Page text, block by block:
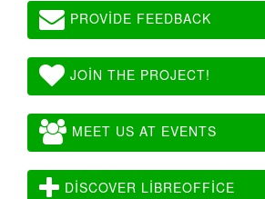
PROVIDE FEEDBACK
JOIN THE PROJECT!
MEET US AT EVENTS
DISCOVER LIBREOFFICE